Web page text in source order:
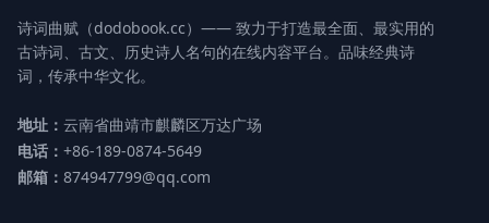
诗词曲赋（dodobook.cc）—— 致力于打造最全面、最实用的
古诗词、古文、历史诗人名句的在线内容平台。品味经典诗
词，传承中华文化。
地址： 云南省曲靖市麒麟区万达广场
电话： +86-189-0874-5649
邮箱： 874947799@qq.com